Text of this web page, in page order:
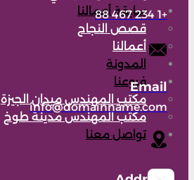
سابقة أعمالنا
قصص النجاح
أعمالنا
المدونة
فروعنا
مكتب المهندس ميدان الجيزة
مكتب المهندس مدينة طوخ
تواصل معنا
+1 234 467 88
Email
info@domainname.com